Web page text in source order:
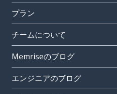
プラン
チームについて
Memriseのブログ
エンジニアのブログ